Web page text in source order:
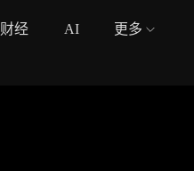
财经 AI 更多